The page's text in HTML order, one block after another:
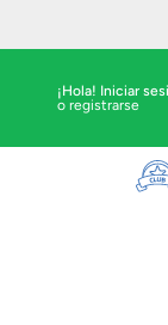
¡Hola! Iniciar